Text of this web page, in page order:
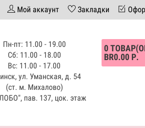
Мой аккаунт Закладки
Пн-пт: 11.00 - 19.00
Сб: 11.00 - 18.00
Вс: 11.00 - 17.00
ул. Уманская, д. 54
(ст. м. Михалово)
пав. 137, цок. этаж
0
BR0.00 Р.